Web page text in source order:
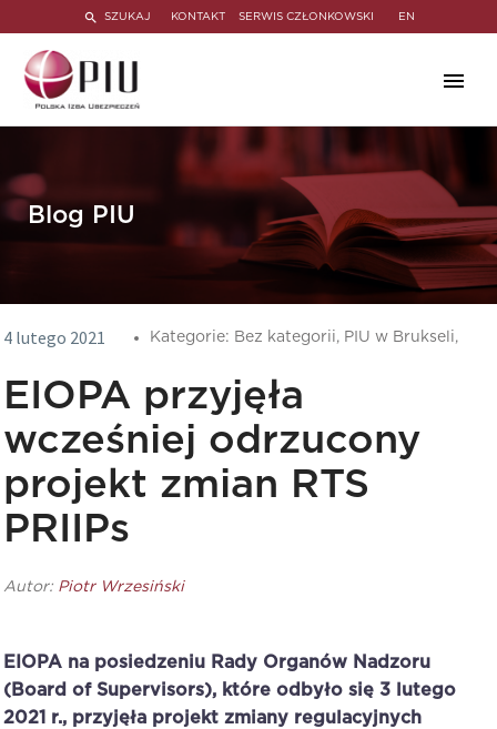
SZUKAJ KONTAKT SERWIS CZŁONKOWSKI EN
Blog PIU
4 lutego 2021 Kategorie: Bez kategorii, PIU w Brukseli,
EIOPA przyjęła
wcześniej odrzucony
projekt zmian RTS
PRIIPs
Autor: Piotr Wrzesiński
EIOPA na posiedzeniu Rady Organów Nadzoru
(Board of Supervisors), które odbyło się 3 lutego
2021 r., przyjęła projekt zmiany regulacyjnych